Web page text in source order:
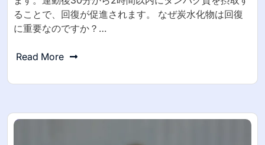
ることで、回復が促進されます。 なぜ炭水化物は回復
に重要なのですか？…
Read More